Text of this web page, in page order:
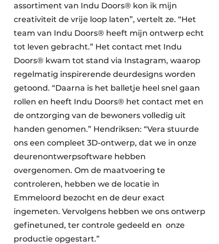
assortiment van Indu Doors® kon ik mijn
creativiteit de vrije loop laten”, vertelt ze. “Het
team van Indu Doors® heeft mijn ontwerp echt
tot leven gebracht.” Het contact met Indu
Doors® kwam tot stand via Instagram, waarop
regelmatig inspirerende deurdesigns worden
getoond. “Daarna is het balletje heel snel gaan
rollen en heeft Indu Doors® het contact met en
de ontzorging van de bewoners volledig uit
handen genomen.” Hendriksen: “Vera stuurde
ons een compleet 3D-ontwerp, dat we in onze
deurenontwerpsoftware hebben
overgenomen. Om de maatvoering te
controleren, hebben we de locatie in
Emmeloord bezocht en de deur exact
ingemeten. Vervolgens hebben we ons ontwerp
gefinetuned, ter controle gedeeld en onze
productie opgestart.”